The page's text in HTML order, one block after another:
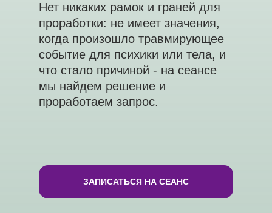
Нет никаких рамок и граней для
проработки: не имеет значения,
когда произошло травмирующее
событие для психики или тела, и
что стало причиной - на сеансе
мы найдем решение и
проработаем запрос.
ЗАПИСАТЬСЯ НА СЕАНС